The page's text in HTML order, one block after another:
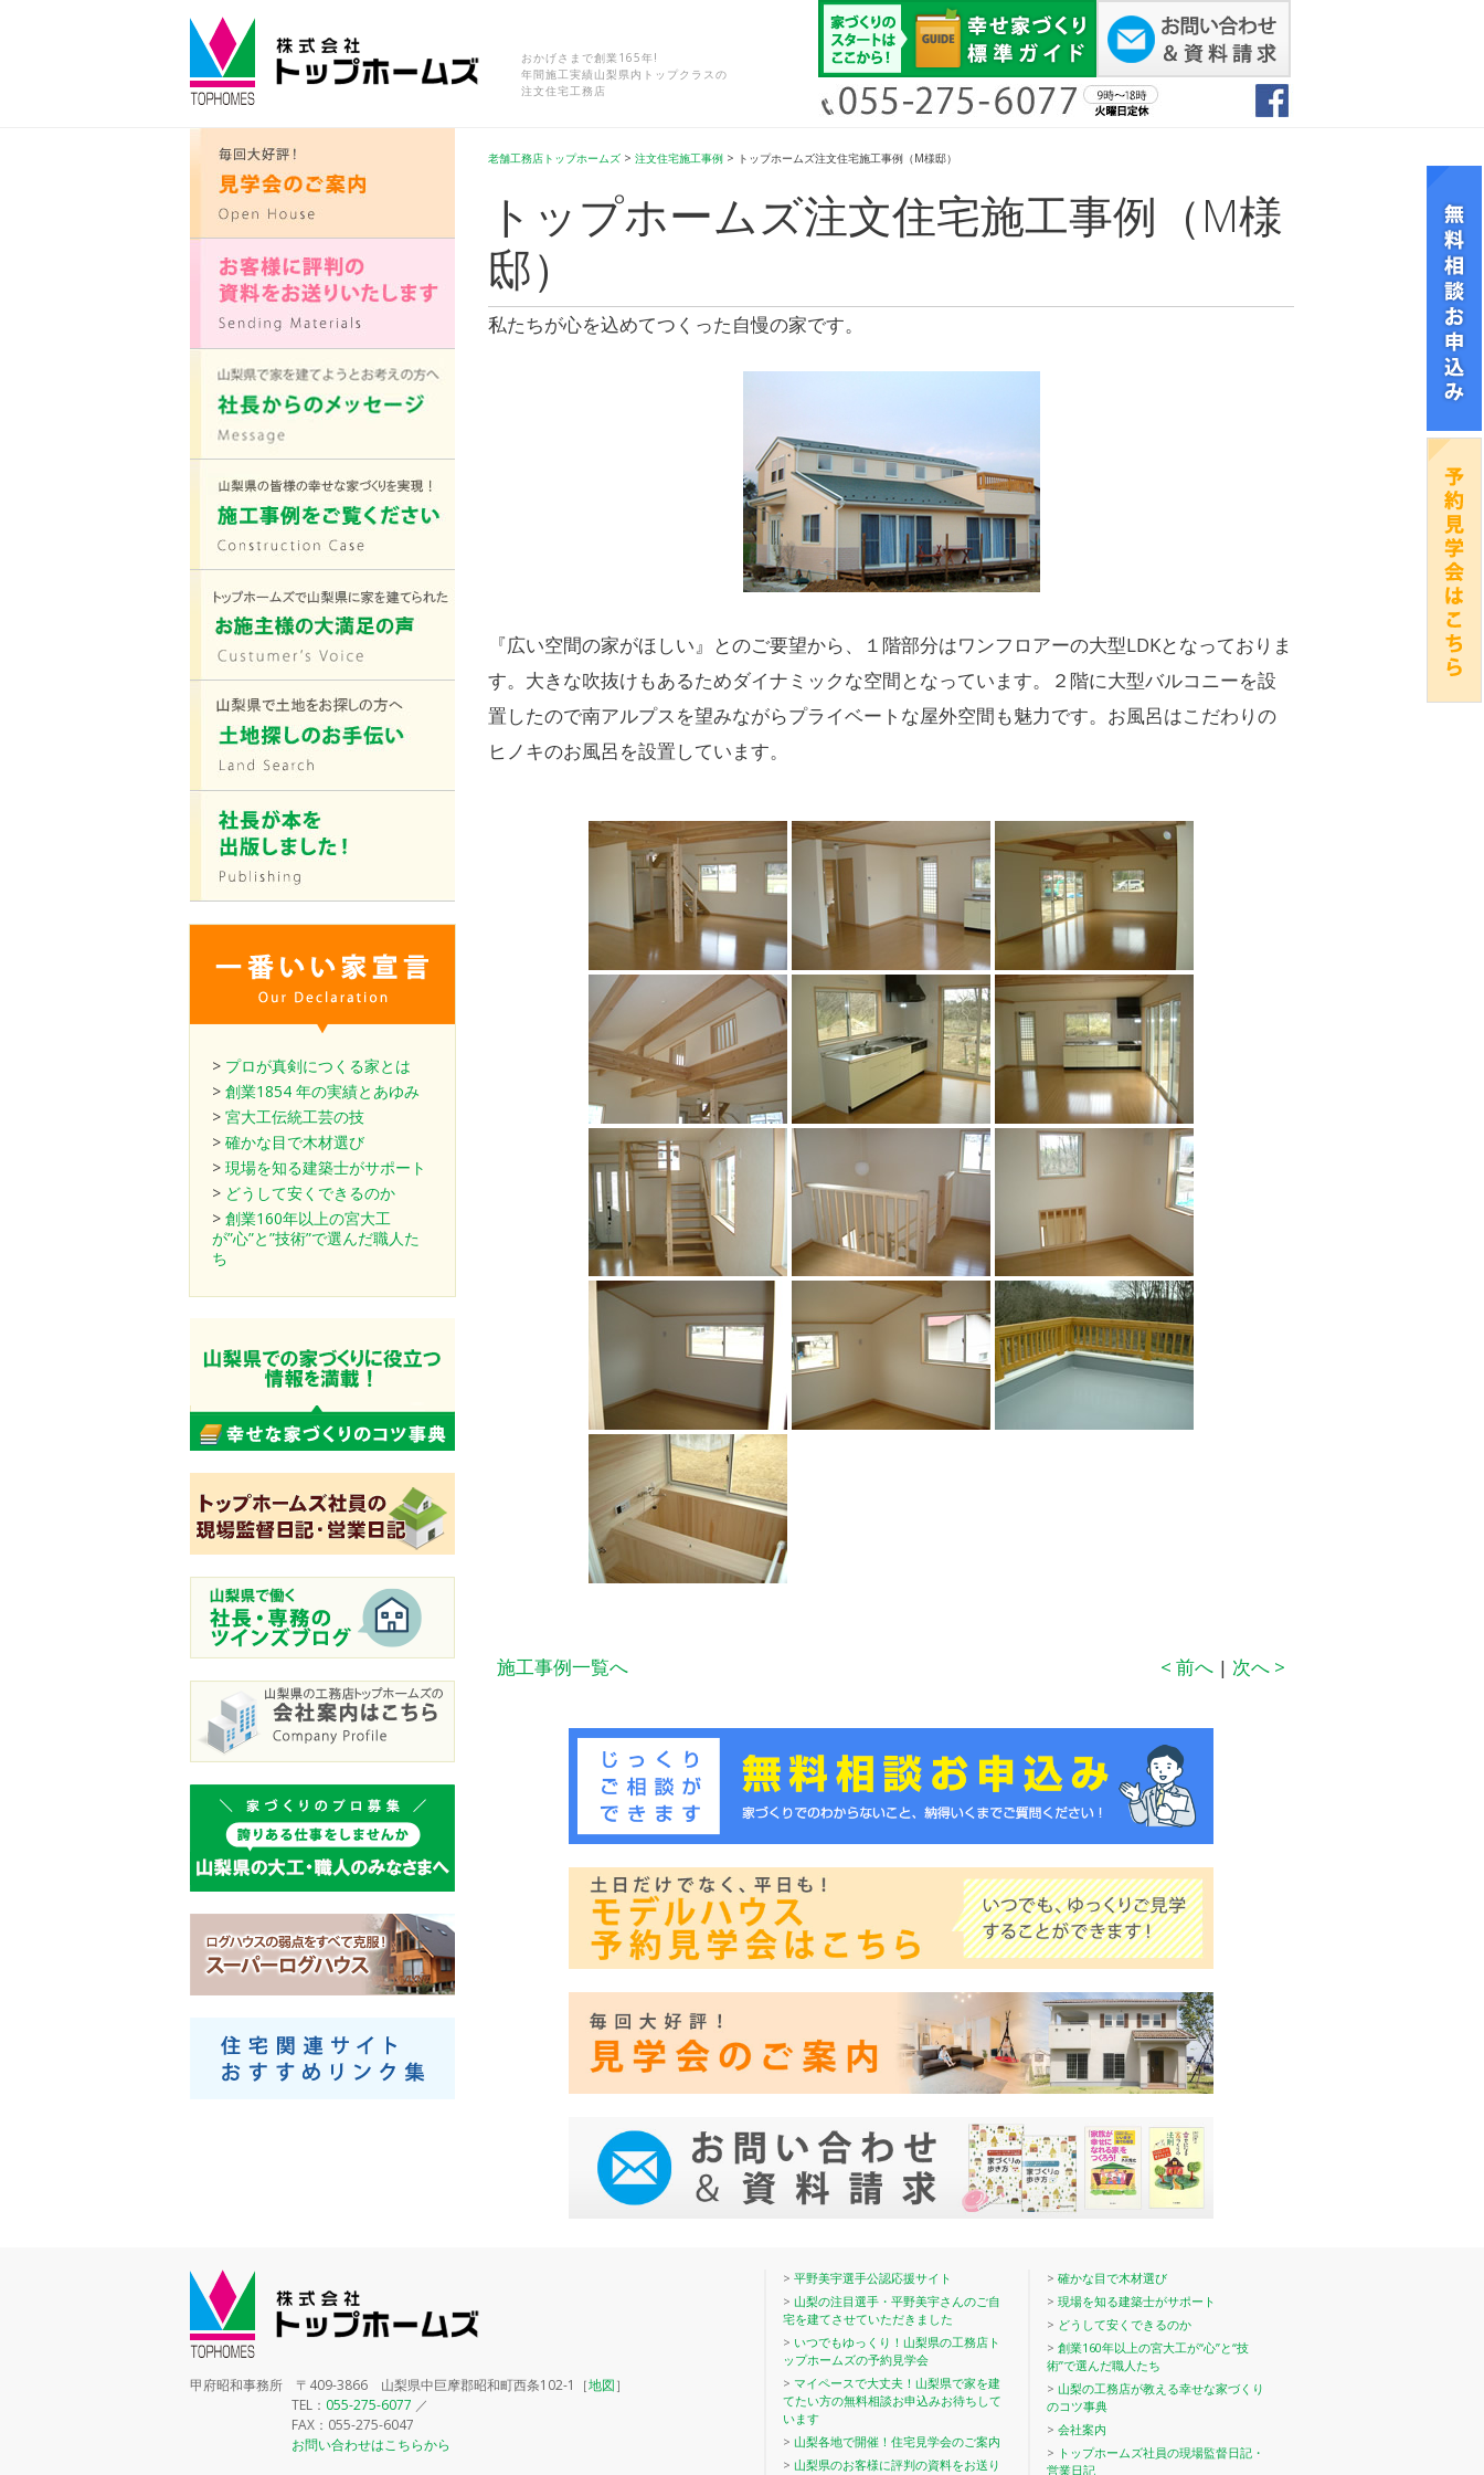
おかげさまで創業165年!
年間施工実績山梨県内トップクラスの
注文住宅工務店
老舗工務店トップホームズ > 注文住宅施工事例 > トップホームズ注文住宅施工事例（M様邸）
トップホームズ注文住宅施工事例（M様
邸）
私たちが心を込めてつくった自慢の家です。
『広い空間の家がほしい』とのご要望から、１階部分はワンフロアーの大型LDKとなっておりま
す。大きな吹抜けもあるためダイナミックな空間となっています。２階に大型バルコニーを設
置したので南アルプスを望みながらプライベートな屋外空間も魅力です。お風呂はこだわりの
ヒノキのお風呂を設置しています。
施工事例一覧へ < 前へ | 次へ >
> プロが真剣につくる家とは
> 創業1854 年の実績とあゆみ
> 宮大工伝統工芸の技
> 確かな目で木材選び
> 現場を知る建築士がサポート
> どうして安くできるのか
> 創業160年以上の宮大工
が”心”と”技術”で選んだ職人た
ち
甲府昭和事務所 〒409-3866 山梨県中巨摩郡昭和町西条102-1［地図］
TEL： 055-275-6077 ／
FAX：055-275-6047
お問い合わせはこちらから
> 平野美宇選手公認応援サイト
> 山梨の注目選手・平野美宇さんのご自
宅を建てさせていただきました
> いつでもゆっくり！山梨県の工務店ト
ップホームズの予約見学会
> マイペースで大丈夫！山梨県で家を建
てたい方の無料相談お申込みお待ちして
います
> 山梨各地で開催！住宅見学会のご案内
> 山梨県のお客様に評判の資料をお送り
> 確かな目で木材選び
> 現場を知る建築士がサポート
> どうして安くできるのか
> 創業160年以上の宮大工が“心”と“技
術”で選んだ職人たち
> 山梨の工務店が教える幸せな家づくり
のコツ事典
> 会社案内
> トップホームズ社員の現場監督日記・
営業日記